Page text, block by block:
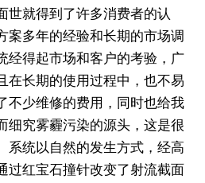
世就得到了许多消费者的认
案多年的经验和长期的市场调
经得起市场和客户的考验，广
在长期的使用过程中，也不易
不少维修的费用，同时也给我
细究雾霾污染的源头，这是很
系统以自然的发生方式，经高
过红宝石撞针改变了射流截面